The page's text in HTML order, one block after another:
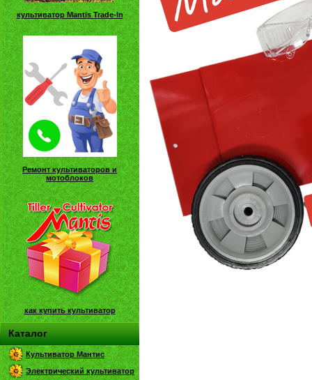
культиватор Mantis Trade-In
Ремонт культиваторов и
мотоблоков
как купить культиватор
Каталог
Культиватор Мантис
Электрический культиватор